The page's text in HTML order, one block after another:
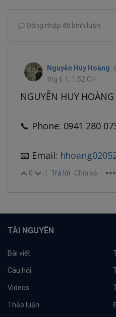
Đăng nhập để bình luận
Nguyễn Huy Hoàng
thg 6 1, 1:52 CH
NGUYỄN HUY
📞 Phone: 0941 280
📧 Email:
0 Trả lời Chia sẻ
TÀI NGUYÊN
Bài viết
Câu hỏi
Videos
Thảo luận